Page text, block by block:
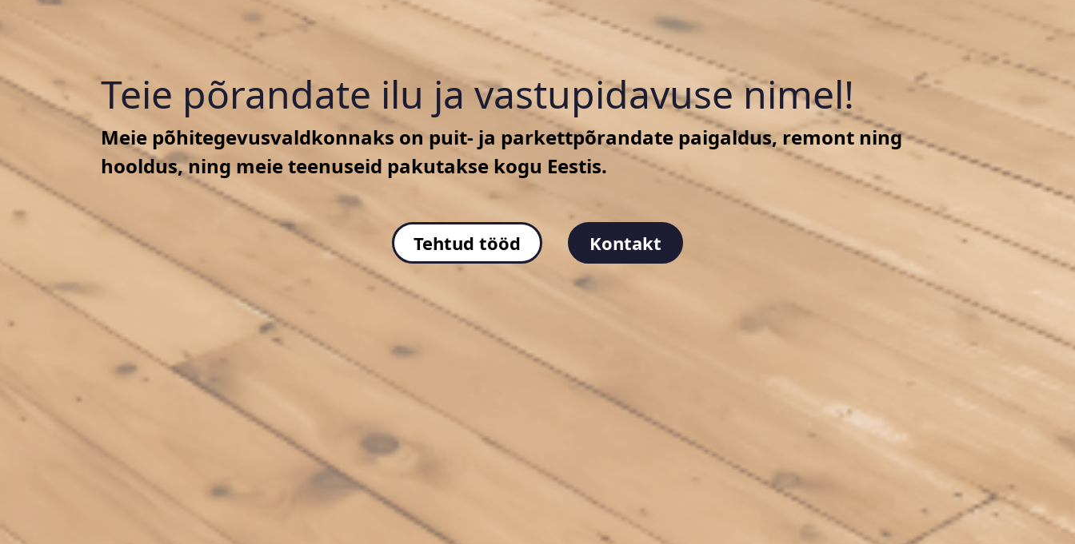
Teie põrandate ilu ja vastupidavuse nimel!
Meie põhitegevusvaldkonnaks on puit- ja parkettpõrandate paigaldus, remont ning
hooldus, ning meie teenuseid pakutakse kogu Eestis.
Tehtud tööd Kontakt